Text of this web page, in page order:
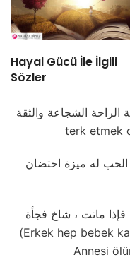
Hayal Gücü İle İlgili
Sözler
terk etmek
الحب له ميزة احتضان (Sevgi kucaklayıcı bir özelliğe
ماتت ، شاخ فجأة
(Erkek hep bebek
Annesi